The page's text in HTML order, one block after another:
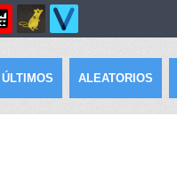
ÚLTIMOS ALEATORIOS